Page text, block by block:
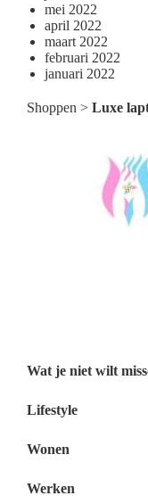
mei 2022
april 2022
maart 2022
februari 2022
januari 2022
Shoppen > Luxe
Wat je niet wilt
Lifestyle
Wonen
Werken